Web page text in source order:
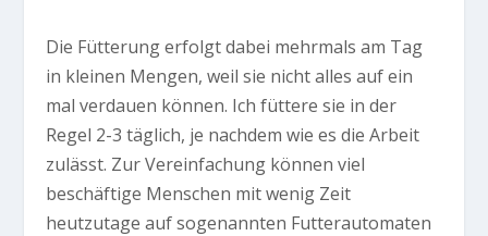
Die Fütterung erfolgt dabei mehrmals am Tag
in kleinen Mengen, weil sie nicht alles auf ein
mal verdauen können. Ich füttere sie in der
Regel 2-3 täglich, je nachdem wie es die Arbeit
zulässt. Zur Vereinfachung können viel
beschäftige Menschen mit wenig Zeit
heutzutage auf sogenannten Futterautomaten